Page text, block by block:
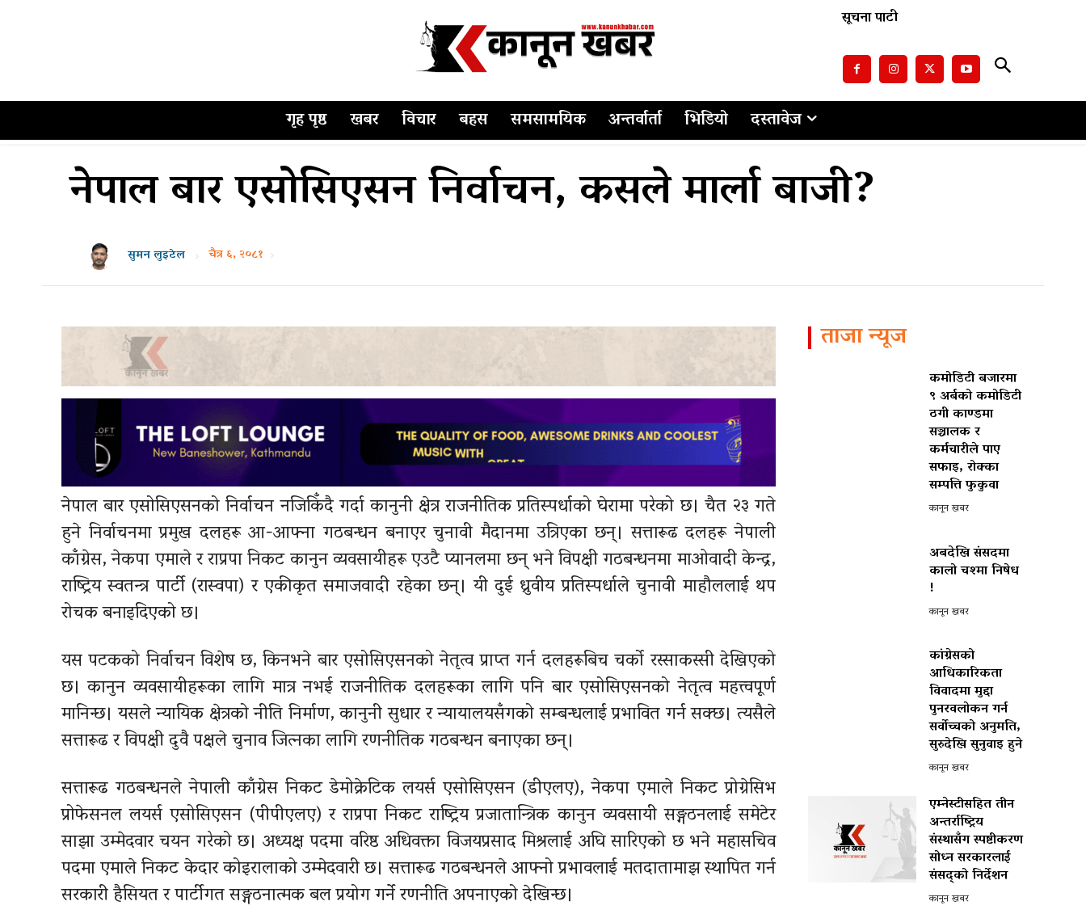
सूचना पाटी
गृह पृष्ठ खबर विचार बहस समसामयिक अन्तर्वार्ता भिडियो दस्तावेज
नेपाल बार एसोसिएसन निर्वाचन, कसले मार्ला बाजी?
सुमन लुइटेल चैत्र ६, २०८१
नेपाल बार एसोसिएसनको निर्वाचन नजिकिँदै गर्दा कानुनी क्षेत्र राजनीतिक प्रतिस्पर्धाको घेरामा परेको छ। चैत २३ गते
हुने निर्वाचनमा प्रमुख दलहरू आ-आफ्ना गठबन्धन बनाएर चुनावी मैदानमा उत्रिएका छन्। सत्तारूढ दलहरू नेपाली
काँग्रेस, नेकपा एमाले र राप्रपा निकट कानुन व्यवसायीहरू एउटै प्यानलमा छन् भने विपक्षी गठबन्धनमा माओवादी केन्द्र,
राष्ट्रिय स्वतन्त्र पार्टी (रास्वपा) र एकीकृत समाजवादी रहेका छन्। यी दुई ध्रुवीय प्रतिस्पर्धाले चुनावी माहौललाई थप
रोचक बनाइदिएको छ।
यस पटकको निर्वाचन विशेष छ, किनभने बार एसोसिएसनको नेतृत्व प्राप्त गर्न दलहरूबिच चर्को रस्साकस्सी देखिएको
छ। कानुन व्यवसायीहरूका लागि मात्र नभई राजनीतिक दलहरूका लागि पनि बार एसोसिएसनको नेतृत्व महत्त्वपूर्ण
मानिन्छ। यसले न्यायिक क्षेत्रको नीति निर्माण, कानुनी सुधार र न्यायालयसँगको सम्बन्धलाई प्रभावित गर्न सक्छ। त्यसैले
सत्तारूढ र विपक्षी दुवै पक्षले चुनाव जित्नका लागि रणनीतिक गठबन्धन बनाएका छन्।
सत्तारूढ गठबन्धनले नेपाली काँग्रेस निकट डेमोक्रेटिक लयर्स एसोसिएसन (डीएलए), नेकपा एमाले निकट प्रोग्रेसिभ
प्रोफेसनल लयर्स एसोसिएसन (पीपीएलए) र राप्रपा निकट राष्ट्रिय प्रजातान्त्रिक कानुन व्यवसायी सङ्गठनलाई समेटेर
साझा उम्मेदवार चयन गरेको छ। अध्यक्ष पदमा वरिष्ठ अधिवक्ता विजयप्रसाद मिश्रलाई अघि सारिएको छ भने महासचिव
पदमा एमाले निकट केदार कोइरालाको उम्मेदवारी छ। सत्तारूढ गठबन्धनले आफ्नो प्रभावलाई मतदातामाझ स्थापित गर्न
सरकारी हैसियत र पार्टीगत सङ्गठनात्मक बल प्रयोग गर्ने रणनीति अपनाएको देखिन्छ।
ताजा न्यूज
कमोडिटी बजारमा
९ अर्बको कमोडिटी
ठगी काण्डमा
सञ्चालक र
कर्मचारीले पाए
सफाइ, रोक्का
सम्पत्ति फुकुवा
कानून खबर
अबदेखि संसदमा
कालो चश्मा निषेध
!
कानून खबर
कांग्रेसको
आधिकारिकता
विवादमा मुद्दा
पुनरवलोकन गर्न
सर्वोच्चको अनुमति,
सुरुदेखि सुनुवाइ हुने
कानून खबर
एम्नेस्टीसहित तीन
अन्तर्राष्ट्रिय
संस्थासँग स्पष्टीकरण
सोध्न सरकारलाई
संसद्को निर्देशन
कानून खबर